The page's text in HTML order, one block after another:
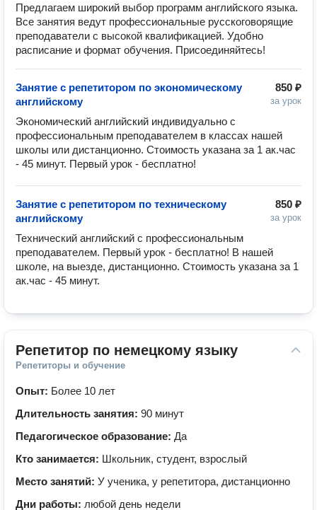
Предлагаем широкий выбор программ английского языка.
Все занятия ведут профессиональные русскоговорящие
преподаватели с высокой квалификацией. Удобно
расписание и формат обучения. Присоединяйтесь!
850 ₽
за урок
Занятие с репетитором по экономическому
английскому
Экономический английский индивидуально с
профессиональным преподавателем в классах нашей
школы или дистанционно. Стоимость указана за 1 ак.час
- 45 минут. Первый урок - бесплатно!
850 ₽
за урок
Занятие с репетитором по техническому
английскому
Технический английский с профессиональным
преподавателем. Первый урок - бесплатно! В нашей
школе, на выезде, дистанционно. Стоимость указана за 1
ак.час - 45 минут.
Репетитор по немецкому языку
Репетиторы и обучение
Опыт: Более 10 лет
Длительность занятия: 90 минут
Педагогическое образование: Да
Кто занимается: Школьник, студент, взрослый
Место занятий: У ученика, у репетитора, дистанционно
Дни работы: любой день недели